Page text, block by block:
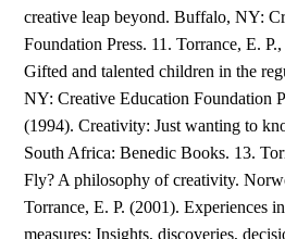
creative leap beyond. Buffalo, NY:
Foundation Press. 11. Torrance, E.
Gifted and talented children in the
NY: Creative Education Foundation
(1994). Creativity: Just wanting to
South Africa: Benedic Books. 13.
Fly? A philosophy of creativity.
Torrance, E. P. (2001). Experiences
measures: Insights, discoveries,